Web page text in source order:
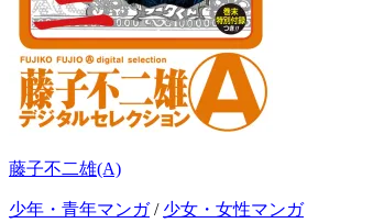
藤子不二雄(A)
少年・青年マンガ/ 少女・女性マンガ